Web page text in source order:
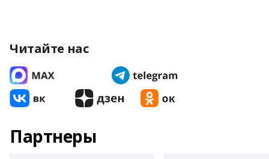
Читайте нас
Партнеры